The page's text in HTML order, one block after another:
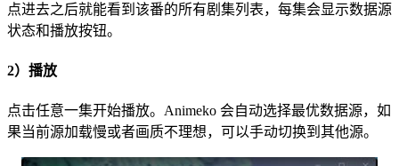
点进去之后就能看到该番的所有剧集列表，每集会显示数据源
状态和播放按钮。
2）播放
点击任意一集开始播放。Animeko 会自动选择最优数据源，如
果当前源加载慢或者画质不理想，可以手动切换到其他源。